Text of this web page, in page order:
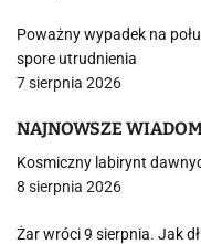
Poważny wypadek na
spore utrudnienia
7 sierpnia 2026
NAJNOWSZE
Kosmiczny labirynt
8 sierpnia 2026
Żar wróci 9 sierpnia. Jak